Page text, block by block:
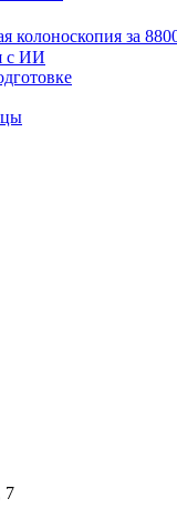
колоноскопия за
с ИИ
7